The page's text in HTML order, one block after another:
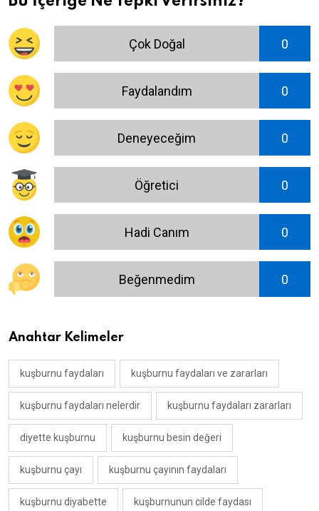
Çok Doğal 0
Faydalandım 0
Deneyeceğim 0
Öğretici 0
Hadi Canım 0
Beğenmedim 0
Anahtar Kelimeler
kuşburnu faydaları kuşburnu faydaları ve zararları
kuşburnu faydaları nelerdir kuşburnu faydaları zararları
diyette kuşburnu kuşburnu besin değeri
kuşburnu çayı kuşburnu çayının faydaları
kuşburnu diyabette kuşburnunun cilde faydası